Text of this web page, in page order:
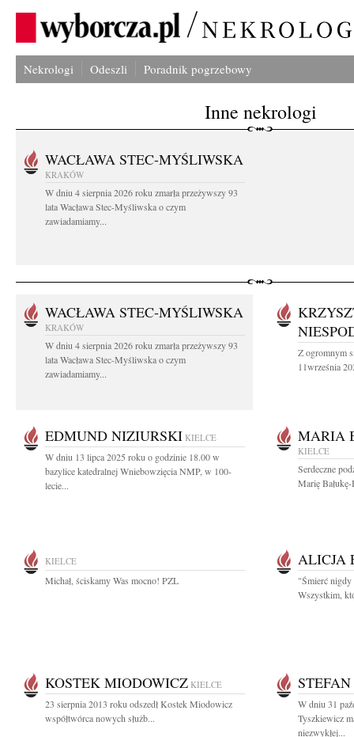
Nekrologi Odeszli Poradnik pogrzebowy
Inne nekrologi
WACŁAWA STEC-MYŚLIWSKA
KRAKÓW
W dniu 4 sierpnia 2026 roku zmarła przeżywszy 93
lata Wacława Stec-Myśliwska o czym
zawiadamiamy...
WACŁAWA STEC-MYŚLIWSKA
KRAKÓW
W dniu 4 sierpnia 2026 roku zmarła przeżywszy 93
lata Wacława Stec-Myśliwska o czym
zawiadamiamy...
Z ogromnym
11września
EDMUND NIZIURSKI KIELCE
W dniu 13 lipca 2025 roku o godzinie 18.00 w
bazylice katedralnej Wniebowzięcia NMP, w 100-
lecie...
MARIA
KIELCE
Serdeczne
Marię
KIELCE
Michał, ściskamy Was mocno! PZL
ALICJA
"Śmierć nigdy
Wszystkim,
KOSTEK MIODOWICZ KIELCE
23 sierpnia 2013 roku odszedł Kostek Miodowicz
współtwórca nowych służb...
W dniu 31
Tyszkiewicz
niezwykłej...